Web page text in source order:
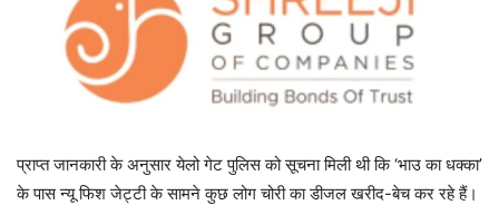
प्राप्त जानकारी के अनुसार येलो गेट पुलिस को सूचना मिली थी कि ‘भाउ का धक्का’
के पास न्यू फिश जेट्टी के सामने कुछ लोग चोरी का डीजल खरीद-बेच कर रहे हैं।